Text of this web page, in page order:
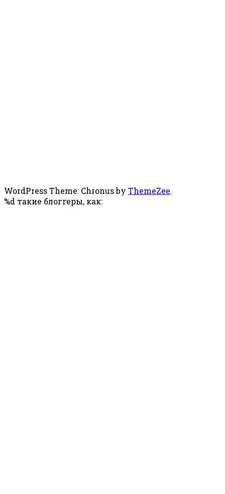
WordPress Theme: Chronus by ThemeZee.
%d такие блоггеры, как: